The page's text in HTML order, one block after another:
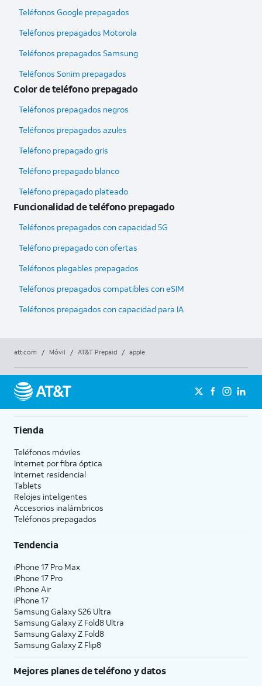
Teléfonos Google prepagados
Teléfonos prepagados Motorola
Teléfonos prepagados Samsung
Teléfonos Sonim prepagados
Color de teléfono prepagado
Teléfonos prepagados negros
Teléfonos prepagados azules
Teléfono prepagado gris
Teléfono prepagado blanco
Teléfono prepagado plateado
Funcionalidad de teléfono prepagado
Teléfonos prepagados con capacidad 5G
Teléfono prepagado con ofertas
Teléfonos plegables prepagados
Teléfonos prepagados compatibles con eSIM
Teléfonos prepagados con capacidad para IA
att.com / Móvil / AT&T Prepaid / apple
Tienda
Teléfonos móviles
Internet por fibra óptica
Internet residencial
Tablets
Relojes inteligentes
Accesorios inalámbricos
Teléfonos prepagados
Tendencia
iPhone 17 Pro Max
iPhone 17 Pro
iPhone Air
iPhone 17
Samsung Galaxy S26 Ultra
Samsung Galaxy Z Fold8 Ultra
Samsung Galaxy Z Fold8
Samsung Galaxy Z Flip8
Mejores planes de teléfono y datos